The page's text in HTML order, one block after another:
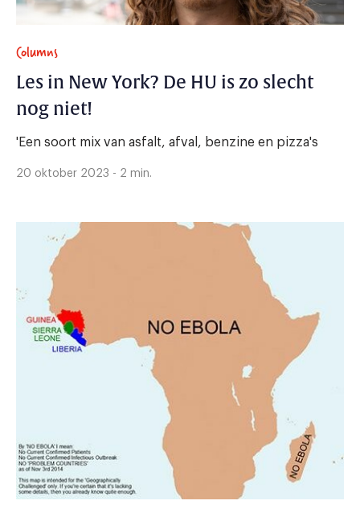
Columns
Les in New York? De HU is zo slecht
nog niet!
'Een soort mix van asfalt, afval, benzine en pizza's
20 oktober 2023 - 2 min.